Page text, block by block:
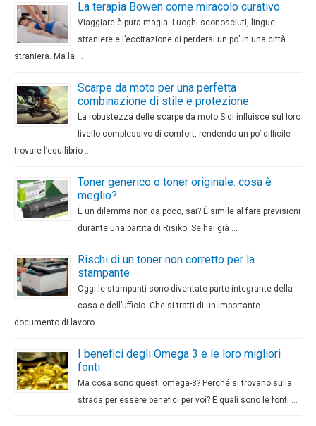
La terapia Bowen come miracolo curativo
Viaggiare è pura magia. Luoghi sconosciuti, lingue
straniere e l’eccitazione di perdersi un po’ in una città
straniera. Ma la …
Scarpe da moto per una perfetta
combinazione di stile e protezione
La robustezza delle scarpe da moto Sidi influisce sul loro
livello complessivo di comfort, rendendo un po’ difficile
trovare l’equilibrio …
Toner generico o toner originale: cosa è
meglio?
È un dilemma non da poco, sai? È simile al fare previsioni
durante una partita di Risiko. Se hai già …
Rischi di un toner non corretto per la
stampante
Oggi le stampanti sono diventate parte integrante della
casa e dell’ufficio. Che si tratti di un importante
documento di lavoro …
I benefici degli Omega 3 e le loro migliori
fonti
Ma cosa sono questi omega-3? Perché si trovano sulla
strada per essere benefici per voi? E quali sono le fonti …